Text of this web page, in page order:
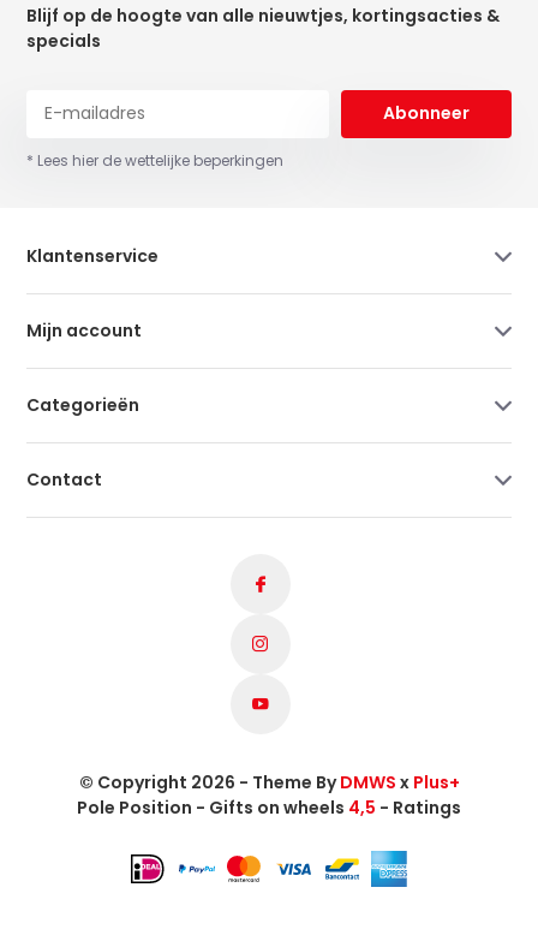
Blijf op de hoogte van alle nieuwtjes, kortingsacties &
specials
Abonneer
* Lees hier de wettelijke beperkingen
Klantenservice
Mijn account
Categorieën
Contact
© Copyright 2026 - Theme ByDMWS x Plus+
Pole Position - Gifts on wheels 4,5 - Ratings